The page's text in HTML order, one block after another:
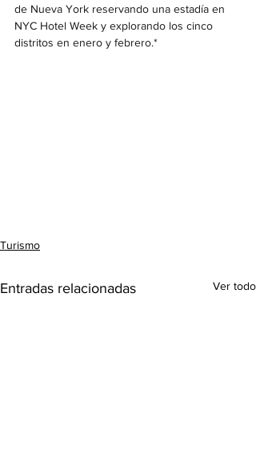
de Nueva York reservando una estadía en
NYC Hotel Week y explorando los cinco
distritos en enero y febrero.*
Turismo
Entradas relacionadas Ver todo